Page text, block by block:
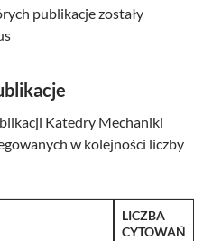
publikacje zostały
Katedry Mechaniki
w kolejności liczby
LICZBA
CYTOWAŃ